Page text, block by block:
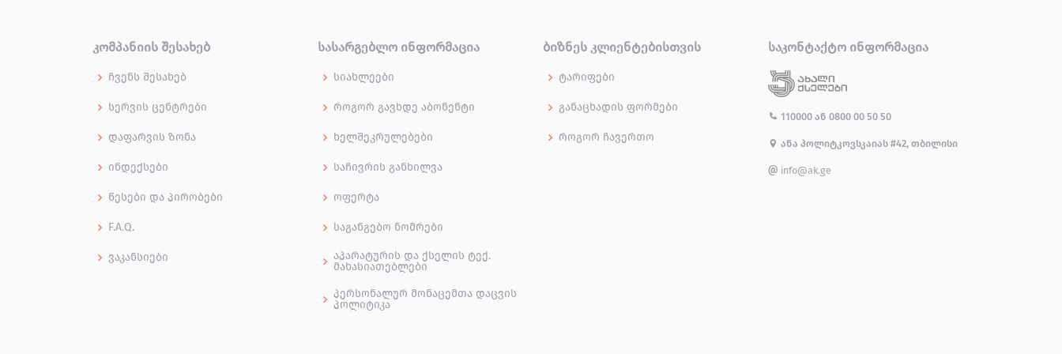
ᲙᲝᲛᲞᲐᲜᲘᲘᲡ ᲨᲔᲡᲐᲮᲔᲑ
ჩვენს შესახებ
სერვის ცენტრები
დაფარვის ზონა
ინდექსები
წესები და პირობები
F.A.Q.
ვაკანსიები
ᲡᲐᲡᲐᲠᲒᲔᲑᲚᲝ ᲘᲜᲤᲝᲠᲛᲐᲪᲘᲐ
სიახლეები
როგორ გავხდე აბონენტი
ხელშეკრულებები
საჩივრის განხილვა
ოფერტა
საგანგებო ნომრები
აპარატურის და ქსელის ტექ.
მახასიათებლები
პერსონალურ მონაცემთა დაცვის
პოლიტიკა
ᲑᲘᲖᲜᲔᲡ ᲙᲚᲘᲔᲜᲢᲔᲑᲘᲡᲗᲕᲘᲡ
ტარიფები
განაცხადის ფორმები
როგორ ჩავერთო
ᲡᲐᲙᲝᲜᲢᲐᲥᲢᲝ ᲘᲜᲤᲝᲠᲛᲐᲪᲘᲐ
110000 ან 0800 00 50 50
ანა პოლიტკოვსკაიას #42, თბილისი
info@ak.ge